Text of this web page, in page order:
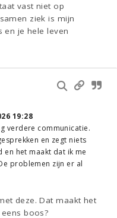
vast niet op
ziek is mijn
en je hele leven
19:28
verdere communicatie.
en zegt niets
en het maakt dat ik me
problemen zijn er al
deze. Dat maakt het
boos?